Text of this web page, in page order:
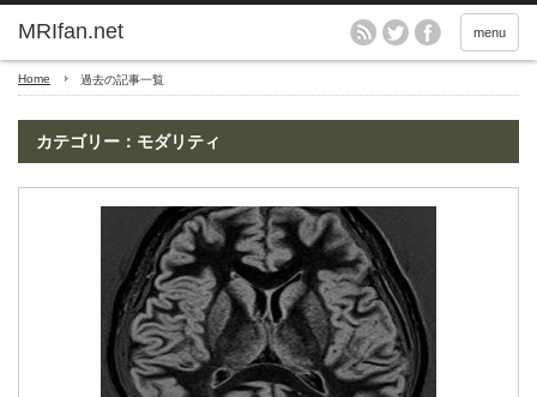
MRIfan.net menu
Home 過去の記事一覧
カテゴリー：モダリティ